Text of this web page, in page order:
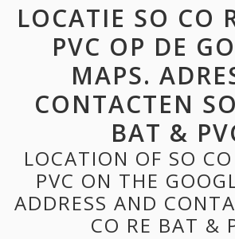
LOCATIE SO CO
PVC OP DE
MAPS.
CONTACTEN
BAT &
LOCATION OF SO
PVC ON THE
ADDRESS AND
CO RE BAT &